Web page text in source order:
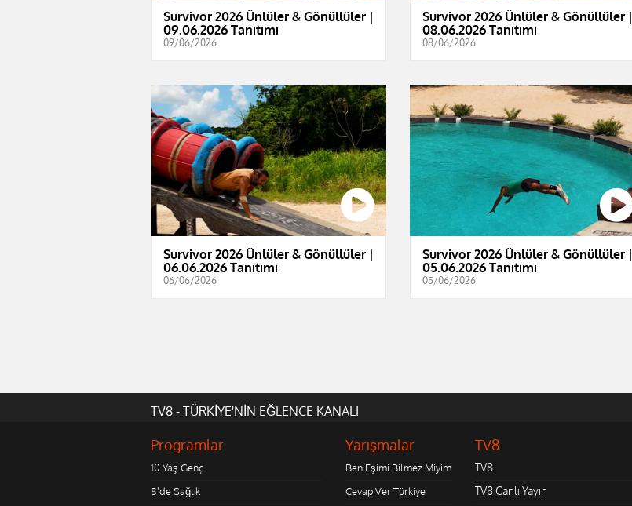
Survivor 2026 Ünlüler & Gönüllüler |
09.06.2026 Tanıtımı
09/06/2026
Survivor 2026 Ünlüler & Gönüllüler |
08.06.2026 Tanıtımı
08/06/2026
Survivor 2026 Ünlüler & Gönüllüler |
06.06.2026 Tanıtımı
06/06/2026
Survivor 2026 Ünlüler & Gönüllüler |
05.06.2026 Tanıtımı
05/06/2026
TV8 - TÜRKİYE'NİN EĞLENCE KANALI
Programlar
10 Yaş Genç
8'de Sağlık
Yarışmalar
Ben Eşimi Bilmez Miyim
Cevap Ver Türkiye
TV8
TV8
TV8 Canlı Yayın